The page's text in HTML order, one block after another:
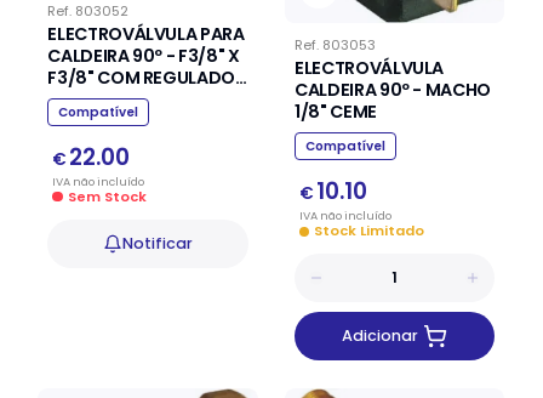
Ref. 803052
ELECTROVÁLVULA PARA
CALDEIRA 90º - F3/8" X
F3/8" COM REGULADOR
CEME
Compatível
€ 22.00
IVA nãoincluído
Sem Stock
Notificar
Ref. 803053
ELECTROVÁLVULA
CALDEIRA 90º - MACHO
1/8" CEME
Compatível
€ 10.10
IVA nãoincluído
Stock Limitado
Adicionar